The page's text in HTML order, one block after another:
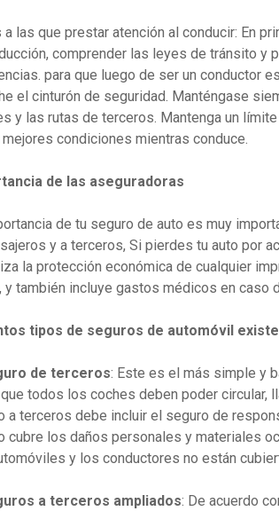
a las que prestar atención al conducir: En
comprender las leyes de tránsito y
para que luego de ser un conductor
el cinturón de seguridad. Manténgase
y las rutas de terceros. Mantenga un
condiciones mientras conduce.
de las aseguradoras
de tu seguro de auto es muy
y a terceros, Si pierdes tu auto por
la protección económica de cualquier
y también incluye gastos médicos en caso
tipos de seguros de automóvil
de terceros: Este es el más simple y
todos los coches deben poder circular,
a terceros debe incluir el seguro de
cubre los daños personales y materiales
y los conductores no están
a terceros ampliados: De acuerdo